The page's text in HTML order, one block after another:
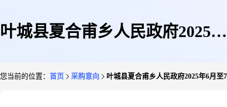
叶城县夏合甫乡人民政府2025年
您当前的位置： 首页 采购意向 叶城县夏合甫乡人民政府2025年6月至